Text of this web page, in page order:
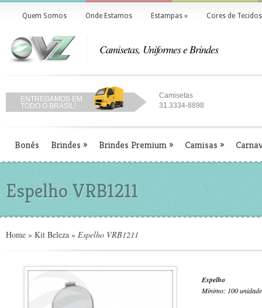
Quem Somos Onde Estamos Estampas» Cores de Tecidos
Camisetas, Uniformes e Brindes
ENTREGAMOS EM
TODO O BRASIL!
Camisetas
31.3334-8898
Bonés Brindes » Brindes Premium» Camisas »
Espelho VRB1211
Home » Kit Beleza » Espelho VRB1211
Espelho
Mínimo: 100